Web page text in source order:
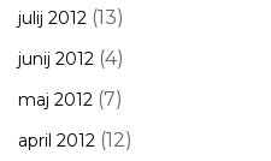
julij 2012 (13)
junij 2012 (4)
maj 2012 (7)
april 2012 (12)